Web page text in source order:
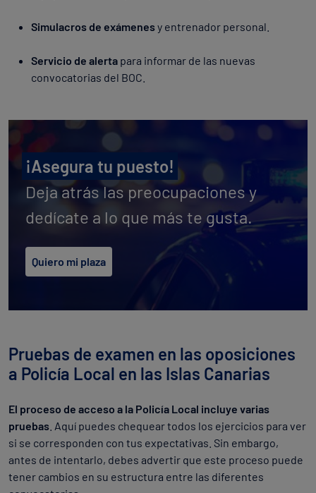
Simulacros de exámenesy entrenador personal.
Servicio de alerta para informar de las nuevas
convocatorias del BOC.
¡Asegura tu puesto!
Deja atrás las preocupaciones y
dedícate a lo que más te gusta.
Quiero mi plaza
Pruebas de examen en las oposiciones
a Policía Local en las Islas Canarias
El proceso de acceso a la Policía Local incluye varias
pruebas . Aquí puedes chequear todos los ejercicios para ver
si se corresponden con tus expectativas. Sin embargo,
antes de intentarlo, debes advertir que este proceso puede
tener cambios en su estructura entre las diferentes